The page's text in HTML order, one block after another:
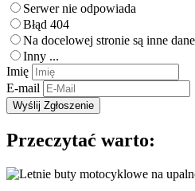
Serwer nie odpowiada
Błąd 404
Na docelowej stronie są inne dane
Inny ...
Imię
E-mail
Przeczytać warto: